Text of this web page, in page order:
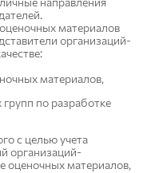
материалов
организаций-
материалов,
по разработке
с целью учета
организаций-
оценочных материалов,